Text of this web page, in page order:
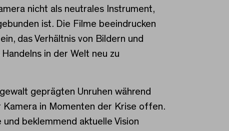
nicht als neutrales Instrument,
ist. Die Filme beeindrucken
das Verhältnis von Bildern und
in der Welt neu zu
geprägten Unruhen während
in Momenten der Krise offen.
beklemmend aktuelle Vision